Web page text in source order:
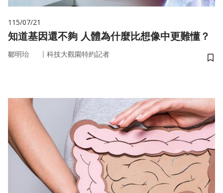
115/07/21
知道基因還不夠 人體為什麼比想像中更難懂？
鄒明珆 ｜ 科技大觀園特約記者
儲